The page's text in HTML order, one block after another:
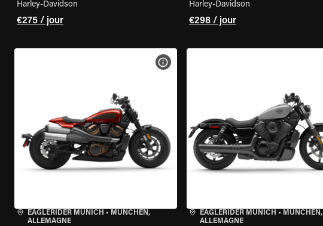
Harley-Davidson
€275 / jour
Harley-Davidson
€298 / jour
EAGLERIDER MUNICH • MÜNCHEN,
ALLEMAGNE
VOIR LES SPÉCIFICATIONS DE LA MOTO
EAGLERIDER MUNICH • MÜNCHEN,
ALLEMAGNE